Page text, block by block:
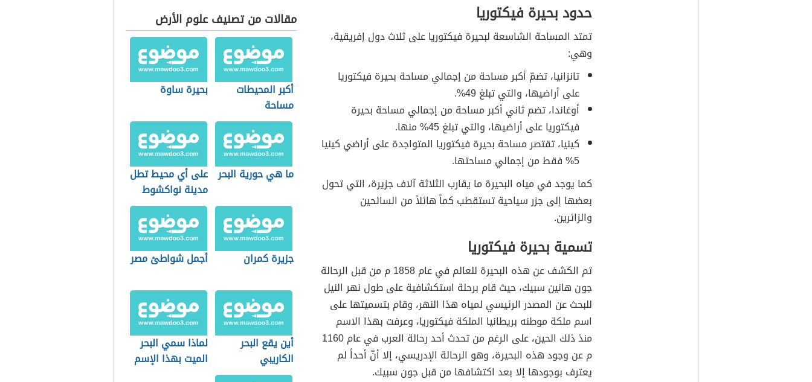
حدود بحيرة فيكتوريا
تمتد المساحة الشاسعة لبحيرة فيكتوريا على ثلاث دول إفريقية،
وهي:
تانزانيا، تضمّ أكبر مساحة من إجمالي مساحة بحيرة فيكتوريا
على أراضيها، والتي تبلغ 49%.
أوغاندا، تضم ثاني أكبر مساحة من إجمالي مساحة بحيرة
فيكتوريا على أراضيها، والتي تبلغ 45% منها.
كينيا، تقتصر مساحة بحيرة فيكتوريا المتواجدة على أراضي كينيا
5% فقط من إجمالي مساحتها.
كما يوجد في مياه البحيرة ما يقارب الثلاثة آلاف جزيرة، التي تحول
بعضها إلى جزر سياحية تستقطب كماً هائلاً من السائحين
والزائرين.
تسمية بحيرة فيكتوريا
تم الكشف عن هذه البحيرة للعالم في عام 1858 م من قبل الرحالة
جون هانين سبيك، حيث قام برحلة استكشافية على طول نهر النيل
للبحث عن المصدر الرئيسي لمياه هذا النهر، وقام بتسميتها على
اسم ملكة موطنه بريطانيا الملكة فيكتوريا، وعرفت بهذا الاسم
منذ ذلك الحين، على الرغم من تحدث أحد رحالة العرب في عام 1160
م عن وجود هذه البحيرة، وهو الرحالة الإدريسي، إلا أنّ أحداً لم
يعترف بوجودها إلا بعد اكتشافها من قبل جون سبيك.
مقالات من تصنيف علوم الأرض
أكبر المحيطات
مساحة
بحيرة ساوة
ما هي حورية البحر على أي محيط تطل
مدينة نواكشوط
جزيرة كمران أجمل شواطئ مصر
أين يقع البحر
الكاريبي
لماذا سمي البحر
الميت بهذا الإسم